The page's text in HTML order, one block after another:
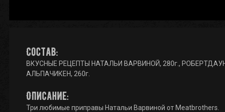
Состав:
ВКУСНЫЕ РЕЦЕПТЫ НАТАЛЬИ ВАРВИНОЙ, 280г.,
АЛЬПАЧИКЕН, 260г.
Описание:
Три любимые приправы Натальи Варвиной от Meatbrothers.